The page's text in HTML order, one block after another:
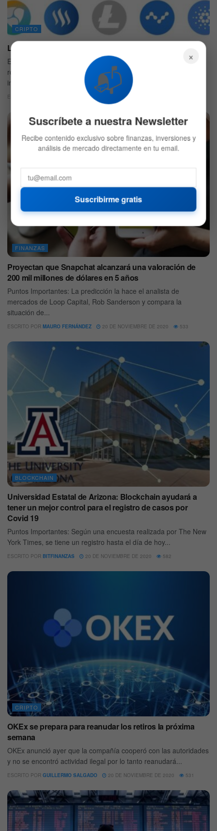
CRIPTO
Los Tokens DeFi generan hasta 3 dígitos en ganancias
El bitcoin ha dominado las noticias con esa carrera alcista. Sigue
rompiendo récords y no ha presentado ninguna corrección
importante.
ESCRITO POR 20 DE NOVIEMBRE DE 2020
FINANZAS
Proyectan que Snapchat alcanzará una valoración de
200 mil millones de dólares en 5 años
Puntos Importantes: La predicción la hace el analista de
mercados de Loop Capital, Rob Sanderson y compara la
situación de...
ESCRITO POR MAURO FERNÁNDEZ 20 DE NOVIEMBRE DE 2020 533
BLOCKCHAIN
Universidad Estatal de Arizona: Blockchain ayudará a
tener un mejor control para el registro de casos por
Covid 19
Puntos Importantes: Según una encuesta realizada por The New
York Times, se tiene un registro hasta el día de hoy...
ESCRITO POR BITFINANZAS 20 DE NOVIEMBRE DE 2020 582
CRIPTO
OKEx se prepara para reanudar los retiros la próxima
semana
OKEx anunció ayer que la compañía cooperó con las autoridades
y no se encontró actividad ilegal por lo tanto reanudará...
ESCRITO POR GUILLERMO SALGADO 20 DE NOVIEMBRE DE 2020 531
×
📬
Suscríbete a nuestra Newsletter
Recibe contenido exclusivo sobre finanzas, inversiones y
análisis de mercado directamente en tu email.
Suscribirme gratis